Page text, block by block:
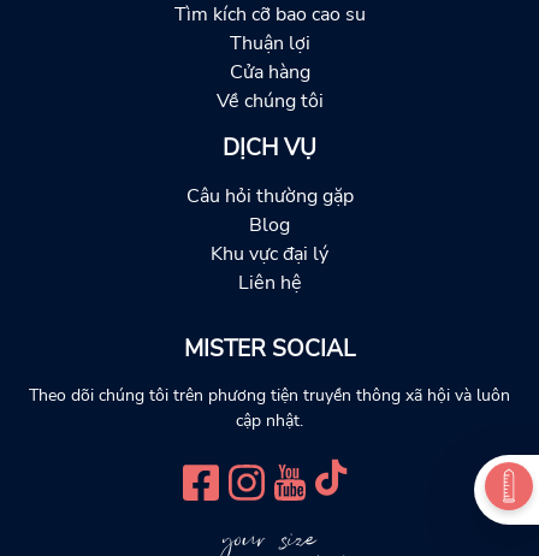
Tìm kích cỡ bao cao su
Thuận lợi
Cửa hàng
Về chúng tôi
DỊCH VỤ
Câu hỏi thường gặp
Blog
Khu vực đại lý
Liên hệ
MISTER SOCIAL
Theo dõi chúng tôi trên phương tiện truyền thông xã hội và luôn
cập nhật.
your size